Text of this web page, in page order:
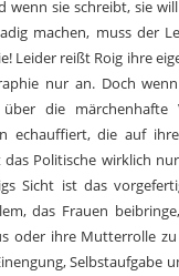
wenn sie schreibt, sie
machen, muss der
Leider reißt Roig ihre
nur an. Doch
über die märchenhafte
echauffiert, die auf
Politische wirklich
Sicht ist das
das Frauen
oder ihre Mutterrolle
Selbstaufgabe